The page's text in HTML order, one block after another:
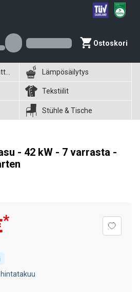
Ostoskori
Huonekalut ruostumattomasta teräksestä Lämpösäilytys
Tekstiilit
Stühle & Tische
- 42 kW - 7 varrasta -
*